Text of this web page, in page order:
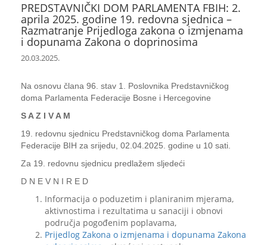
PREDSTAVNIČKI DOM PARLAMENTA FBIH: 2.
aprila 2025. godine 19. redovna sjednica –
Razmatranje Prijedloga zakona o izmjenama
i dopunama Zakona o doprinosima
20.03.2025.
Na osnovu člana 96. stav 1. Poslovnika Predstavničkog
doma Parlamenta Federacije Bosne i Hercegovine
S A Z I V A M
19. redovnu sjednicu Predstavničkog doma Parlamenta
Federacije BIH za srijedu, 02.04.2025. godine u 10 sati.
Za 19. redovnu sjednicu predlažem sljedeći
D N E V N I R E D
Informacija o poduzetim i planiranim mjerama,
aktivnostima i rezultatima u sanaciji i obnovi
područja pogođenim poplavama,
Prijedlog Zakona o izmjenama i dopunama Zakona